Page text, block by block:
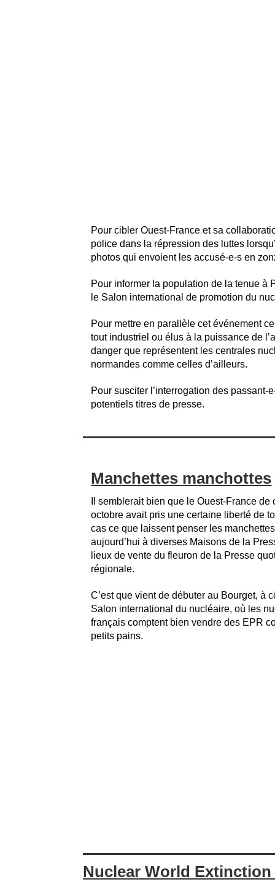
Pour cibler Ouest-France et sa
police dans la répression des luttes
photos qui envoient les accusé-e-s en
Pour informer la population de la tenue à
le Salon international de promotion du
Pour mettre en parallèle cet événement
tout industriel ou élus à la puissance de
danger que représentent les centrales
normandes comme celles d’ailleurs.
Pour susciter l’interrogation des passant-
potentiels titres de presse.
Manchettes manchottes
Il semblerait bien que le Ouest-France de
octobre avait pris une certaine liberté de
cas ce que laissent penser les
aujourd’hui à diverses Maisons de la
lieux de vente du fleuron de la Presse
régionale.
C’est que vient de débuter au Bourget, à
Salon international du nucléaire, où les
français comptent bien vendre des EPR
petits pains.
Nuclear World Extinction